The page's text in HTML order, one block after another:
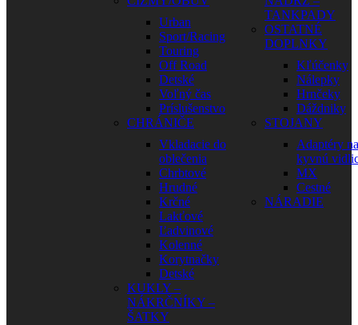
Urban
Sport/Racing
Touring
Off Road
Detské
Voľný čas
Príslušenstvo
CHRÁNIČE
Vkladacie do
oblečenia
Chrbtové
Hrudné
Krčné
Lakťové
Ľadvinové
Kolenné
Korytnačky
Detské
KUKLY –
NÁKRČNÍKY –
ŠATKY
TANKPADY
OSTATNÉ
DOPLNKY
Kľúčenky
Nálepky
Hrnčeky
Dáždniky
STOJANY
Adaptéry na
kyvnú
MX
Cestné
NÁRADIE